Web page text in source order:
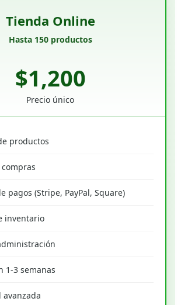
Tienda Online
Hasta 150 productos
$1,200
Precio único
productos
pagos (Stripe, PayPal, Square)
inventario
1-3 semanas